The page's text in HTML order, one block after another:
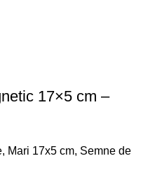
17×5 cm –
, Mari 17x5 cm, Semne de